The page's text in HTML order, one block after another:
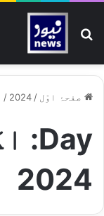
تلاش کیجیے
صفحۂ اوّل /
2024
/
Day:
2024